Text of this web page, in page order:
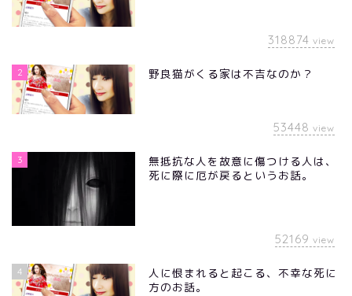
318874 view
2 野良猫がくる家は不吉なのか？
53448 view
3
無抵抗な人を故意に傷つける人は、
死に際に厄が戻るというお話。
52169 view
4
人に恨まれると起こる、不幸な死に
方のお話。